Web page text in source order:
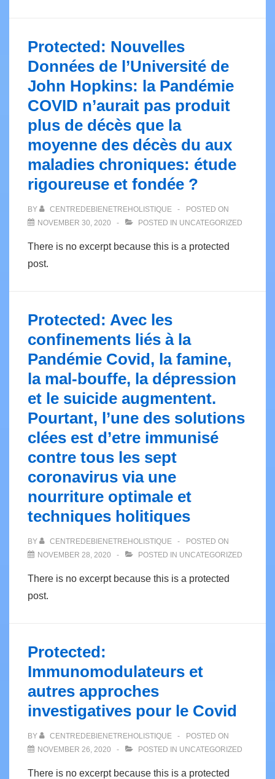
Protected: Nouvelles
Données de l’Université de
John Hopkins: la Pandémie
COVID n’aurait pas produit
plus de décès que la
moyenne des décès du aux
maladies chroniques: étude
rigoureuse et fondée ?
BY CENTREDEBIENETREHOLISTIQUE
POSTED ON
NOVEMBER 30, 2020
POSTED IN UNCATEGORIZED
There is no excerpt because this is a protected
post.
Protected: Avec les
confinements liés à la
Pandémie Covid, la famine,
la mal-bouffe, la dépression
et le suicide augmentent.
Pourtant, l’une des solutions
clées est d’etre immunisé
contre tous les sept
coronavirus via une
nourriture optimale et
techniques holitiques
BY CENTREDEBIENETREHOLISTIQUE
POSTED ON
NOVEMBER 28, 2020
POSTED IN UNCATEGORIZED
There is no excerpt because this is a protected
post.
Protected:
Immunomodulateurs et
autres approches
investigatives pour le Covid
BY CENTREDEBIENETREHOLISTIQUE
POSTED ON
NOVEMBER 26, 2020
POSTED IN UNCATEGORIZED
There is no excerpt because this is a protected